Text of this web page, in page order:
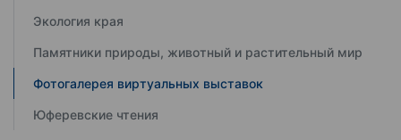
Экология края
Памятники природы, животный и растительный мир
Фотогалерея виртуальных выставок
Юферевские чтения